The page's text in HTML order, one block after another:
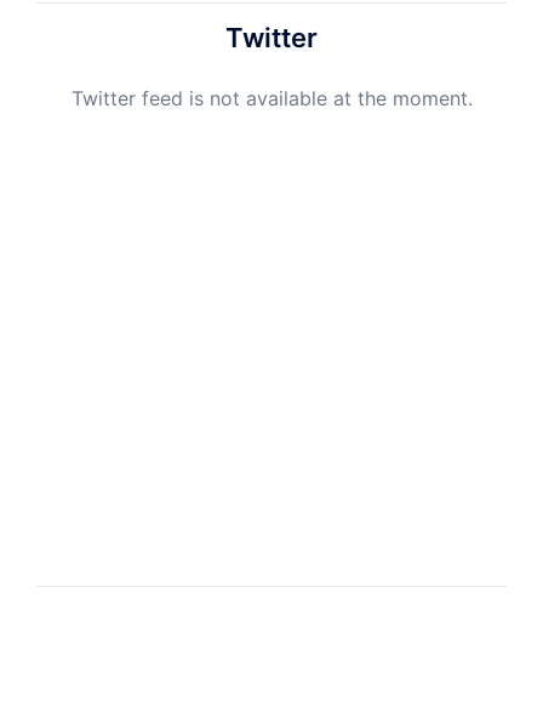
Twitter
Twitter feed is not available at the moment.